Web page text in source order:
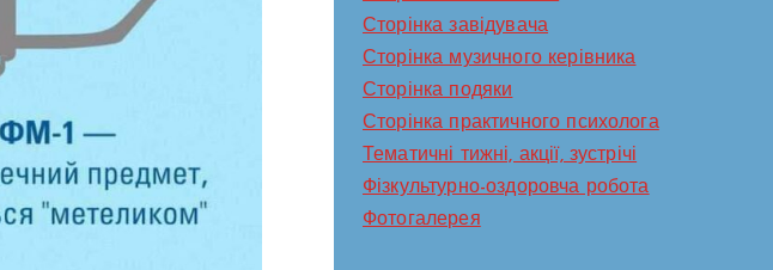
Сторінка завідувача
Сторінка музичного керівника
Сторінка подяки
Сторінка практичного психолога
Тематичні тижні, акції, зустрічі
Фізкультурно-оздоровча робота
Фотогалерея